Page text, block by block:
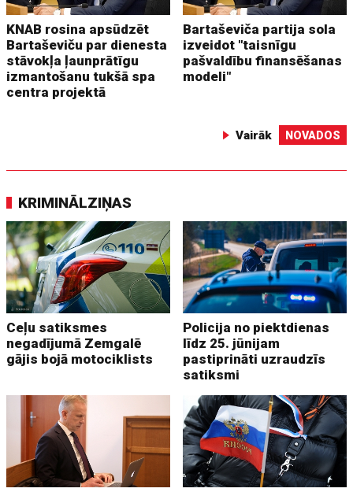
KNAB rosina apsūdzēt
Bartaševiču par dienesta
stāvokļa ļaunprātīgu
izmantošanu tukšā spa
centra projektā
Bartaševiča partija sola
izveidot "taisnīgu
pašvaldību finansēšanas
modeli"
Vairāk NOVADOS
KRIMINĀLZIŅAS
Ceļu satiksmes
negadījumā Zemgalē
gājis bojā motociklists
Policija no piektdienas
līdz 25. jūnijam
pastiprināti uzraudzīs
satiksmi